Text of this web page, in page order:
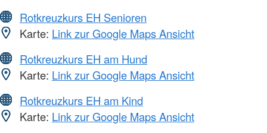
Rotkreuzkurs EH Senioren
Karte: Link zur Google Maps Ansicht
Rotkreuzkurs EH am Hund
Karte: Link zur Google Maps Ansicht
Rotkreuzkurs EH am Kind
Karte: Link zur Google Maps Ansicht